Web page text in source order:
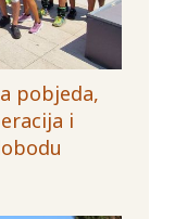
pobjeda,
i